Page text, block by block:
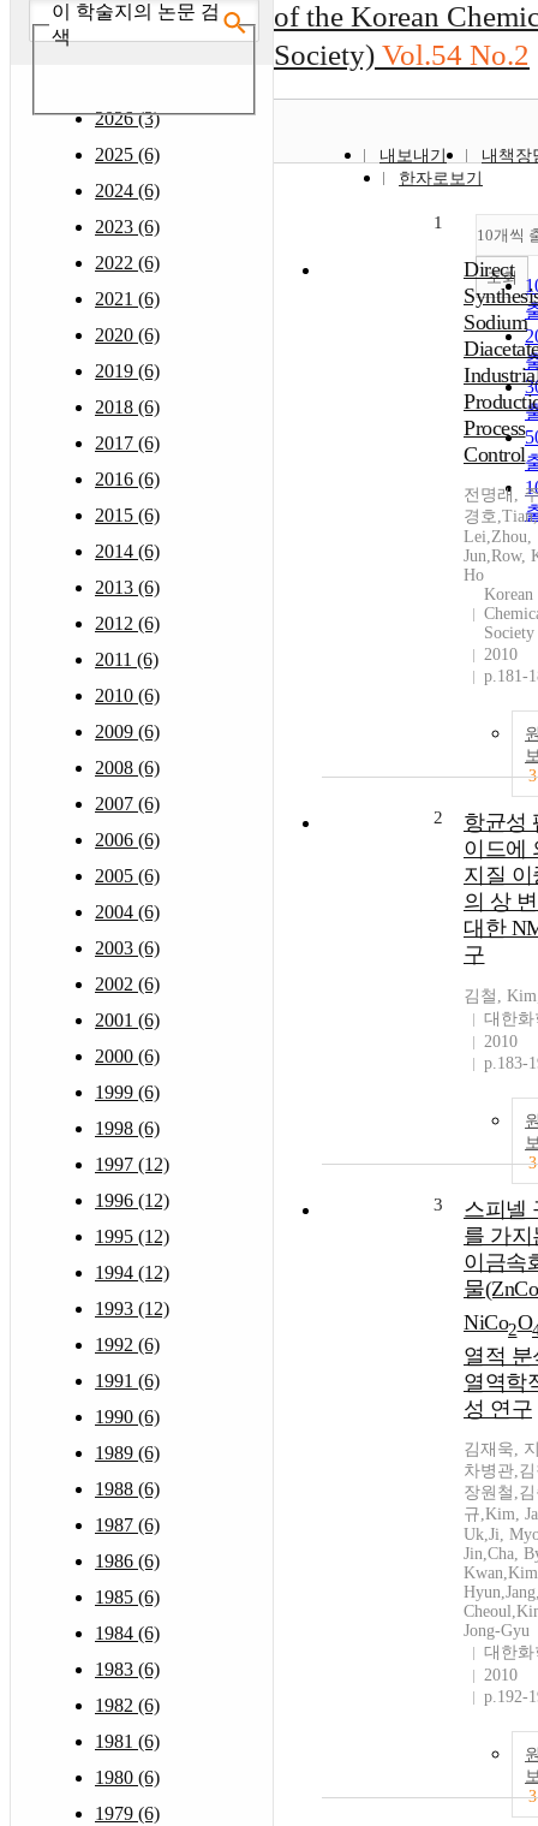
이 학술지의 논문 검
색
2026 (3)
2025 (6)
2024 (6)
2023 (6)
2022 (6)
2021 (6)
2020 (6)
2019 (6)
2018 (6)
2017 (6)
2016 (6)
2015 (6)
2014 (6)
2013 (6)
2012 (6)
2011 (6)
2010 (6)
2009 (6)
2008 (6)
2007 (6)
2006 (6)
2005 (6)
2004 (6)
2003 (6)
2002 (6)
2001 (6)
2000 (6)
1999 (6)
1998 (6)
1997 (12)
1996 (12)
1995 (12)
1994 (12)
1993 (12)
1992 (6)
1991 (6)
1990 (6)
1989 (6)
1988 (6)
1987 (6)
1986 (6)
1985 (6)
1984 (6)
1983 (6)
1982 (6)
1981 (6)
1980 (6)
1979 (6)
of the Korean
Society) Vol.54 No.2
내보내기
내책장
한자로보기
10개씩
조회
1
Direct
Sodium
Process
Control
전명래,
경호
Lei,Zhou,
Jun,Row,
Ho
Korean
Society
2010
p.181-
3
2
항균성
이드에
지질 이
의 상
대한
구
김철,
대한화
2010
p.183-
3
3
스피넬
를 가지
이금속
물(ZnCo
NiCo2O
열적 분
열역학
성 연구
김재욱,
차병관,
장원철,
규,Kim,
Uk,Ji,
Jin,Cha,
Jong-Gyu
대한화
2010
p.192-
3